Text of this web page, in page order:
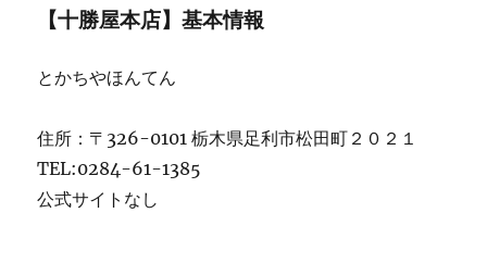
【十勝屋本店】基本情報
とかちやほんてん
住所：〒326-0101 栃木県足利市松田町２０２１
TEL:0284-61-1385
公式サイトなし